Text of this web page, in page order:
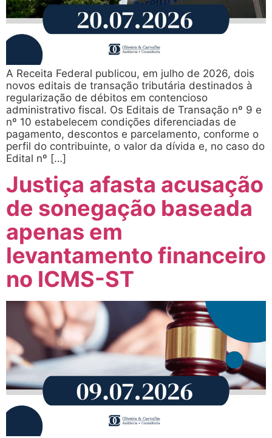
A Receita Federal publicou, em julho de 2026, dois
novos editais de transação tributária destinados à
regularização de débitos em contencioso
administrativo fiscal. Os Editais de Transação nº 9 e
nº 10 estabelecem condições diferenciadas de
pagamento, descontos e parcelamento, conforme o
perfil do contribuinte, o valor da dívida e, no caso do
Edital nº […]
Justiça afasta acusação
de sonegação baseada
apenas em
levantamento financeiro
no ICMS-ST